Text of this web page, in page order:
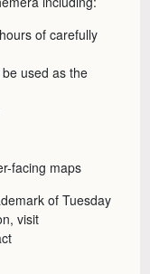
of carefully
used as the
facing maps
of Tuesday
visit